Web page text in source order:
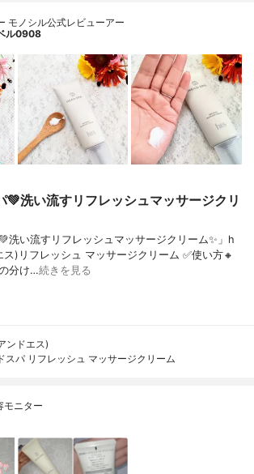
モノシル公式レビューアー
ル0908
💚洗い流すリフレッシュマッサージクリ
洗い流すリフレッシュマッサージクリーム✨」h
)リフレッシュ マッサージクリーム ✅使い方🔸
分け…続きを見る
ンドエス)
スパ リフレッシュ マッサージクリーム
モニター